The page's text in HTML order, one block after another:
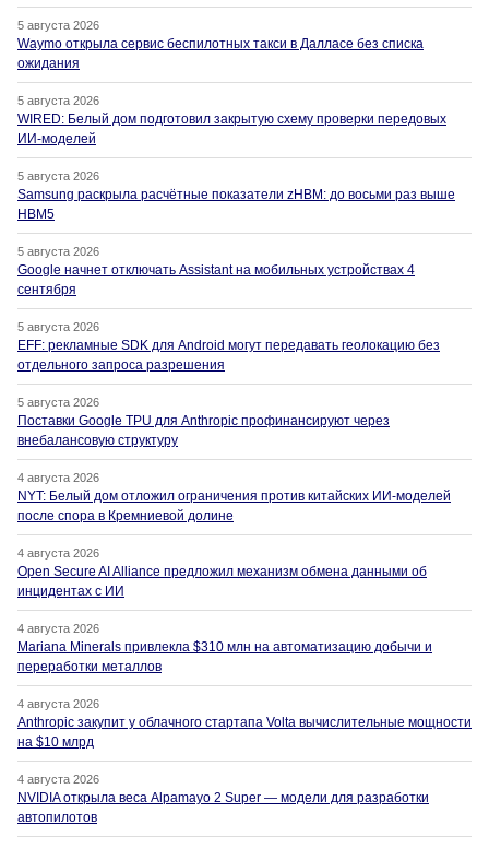
5 августа 2026
Waymo открыла сервис беспилотных такси в Далласе без списка
ожидания
5 августа 2026
WIRED: Белый дом подготовил закрытую схему проверки передовых
ИИ-моделей
5 августа 2026
Samsung раскрыла расчётные показатели zHBM: до восьми раз выше
HBM5
5 августа 2026
Google начнет отключать Assistant на мобильных устройствах 4
сентября
5 августа 2026
EFF: рекламные SDK для Android могут передавать геолокацию без
отдельного запроса разрешения
5 августа 2026
Поставки Google TPU для Anthropic профинансируют через
внебалансовую структуру
4 августа 2026
NYT: Белый дом отложил ограничения против китайских ИИ-моделей
после спора в Кремниевой долине
4 августа 2026
Open Secure AI Alliance предложил механизм обмена данными об
инцидентах с ИИ
4 августа 2026
Mariana Minerals привлекла $310 млн на автоматизацию добычи и
переработки металлов
4 августа 2026
Anthropic закупит у облачного стартапа Volta вычислительные мощности
на $10 млрд
4 августа 2026
NVIDIA открыла веса Alpamayo 2 Super — модели для разработки
автопилотов